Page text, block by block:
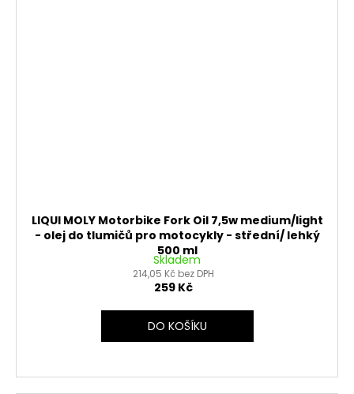
LIQUI MOLY Motorbike Fork Oil 7,5w medium/light
- olej do tlumičů pro motocykly - střední/ lehký
500 ml
Skladem
214,05 Kč bez DPH
259 Kč
DO KOŠÍKU